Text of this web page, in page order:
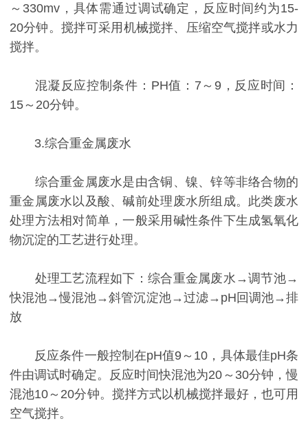
～330mv，具体需通过调试确定，反应时间约为15-
20分钟。搅拌可采用机械搅拌、压缩空气搅拌或水力
搅拌。
混凝反应控制条件：PH值：7～9，反应时间：
15～20分钟。
3.综合重金属废水
综合重金属废水是由含铜、镍、锌等非络合物的
重金属废水以及酸、碱前处理废水所组成。此类废水
处理方法相对简单，一般采用碱性条件下生成氢氧化
物沉淀的工艺进行处理。
处理工艺流程如下：综合重金属废水→调节池→
快混池→慢混池→斜管沉淀池→过滤→pH回调池→排
放
反应条件一般控制在pH值9～10，具体最佳pH条
件由调试时确定。反应时间快混池为20～30分钟，慢
混池10～20分钟。搅拌方式以机械搅拌最好，也可用
空气搅拌。